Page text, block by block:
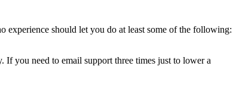
experience should let you do at least some of the following:
If you need to email support three times just to lower a